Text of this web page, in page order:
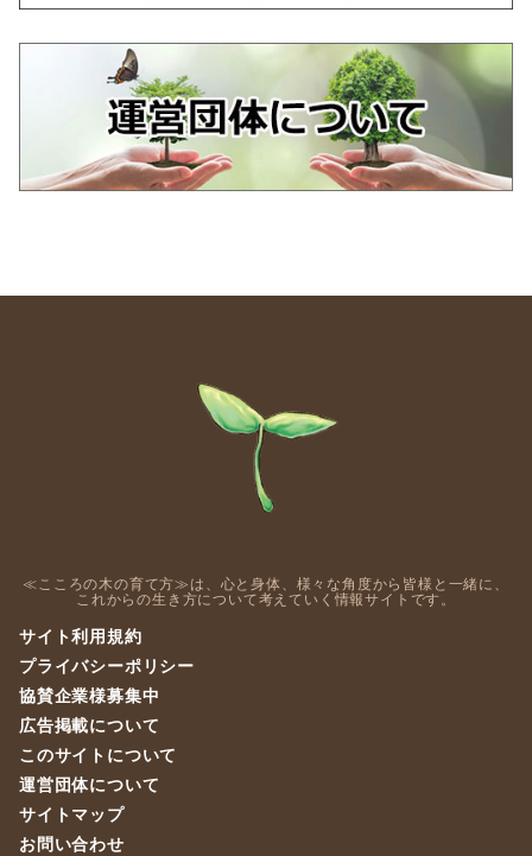
≪こころの木の育て方≫は、心と身体、様々な角度から皆様と一緒に、
これからの生き方について考えていく情報サイトです。
サイト利用規約
プライバシーポリシー
協賛企業様募集中
広告掲載について
このサイトについて
運営団体について
サイトマップ
お問い合わせ